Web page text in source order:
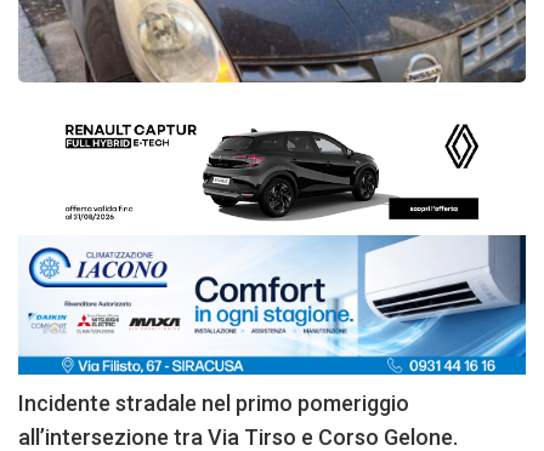
Incidente stradale nel primo pomeriggio
all’intersezione tra Via Tirso e Corso Gelone.